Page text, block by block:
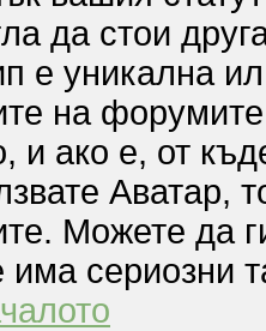
да стои
е уникална
на
ако е, от
Аватар,
Можете да
има сериозни